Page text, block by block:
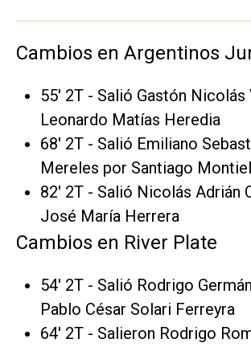
Cambios en Argentinos
55' 2T - Salió Gastón Nicolás
Leonardo Matías Heredia
68' 2T - Salió Emiliano
Mereles por Santiago Montiel
82' 2T - Salió Nicolás Adrián
José María Herrera
Cambios en River Plate
54' 2T - Salió Rodrigo
Pablo César Solari Ferreyra
64' 2T - Salieron Rodrigo